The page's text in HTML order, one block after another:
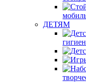
ДЕТЯМ